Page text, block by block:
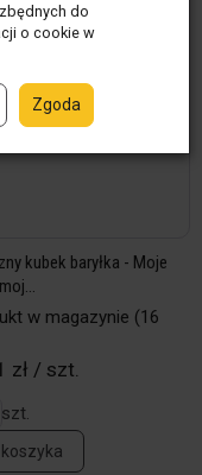
kubek baryłka - Moje
w magazynie (16
zł / szt.
szt.
koszyka
do
o cookie w
Zgoda